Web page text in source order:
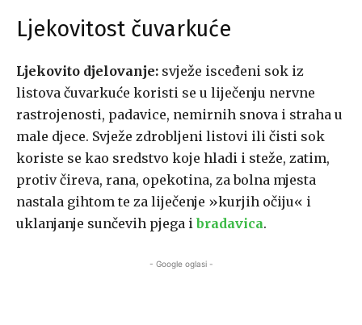
Ljekovitost čuvarkuće
Ljekovito djelovanje: svježe isceđeni sok iz
listova čuvarkuće koristi se u liječenju nervne
rastrojenosti, padavice, nemirnih snova i straha u
male djece. Svježe zdrobljeni listovi ili čisti sok
koriste se kao sredstvo koje hladi i steže, zatim,
protiv čireva, rana, opekotina, za bolna mjesta
nastala gihtom te za liječenje »kurjih očiju« i
uklanjanje sunčevih pjega i bradavica.
- Google oglasi -